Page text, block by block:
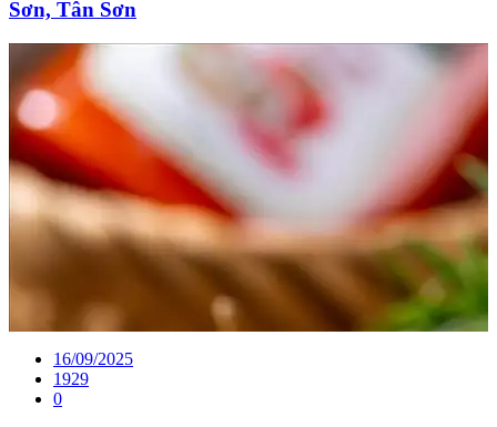
Sơn, Tân Sơn
16/09/2025
1929
0